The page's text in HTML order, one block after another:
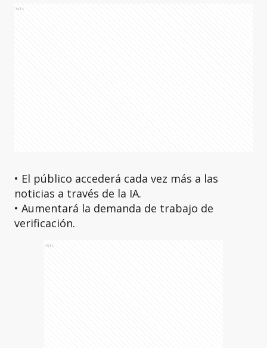
Ads
• El público accederá cada vez más a las
noticias a través de la IA.
• Aumentará la demanda de trabajo de
verificación.
Ads